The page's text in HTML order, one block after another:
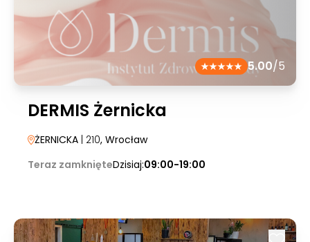
5.00/5
DERMIS Żernicka
ŻERNICKA | 210, Wrocław
Teraz zamknięteDzisiaj:09:00-19:00